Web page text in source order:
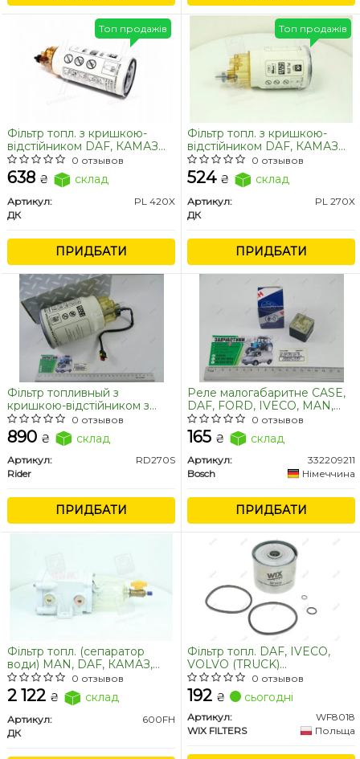
Фільтр топл. з кришкою-
відстійником DAF, КАМАЗ
ЄВРО-2 <ДК>0 отзывов
638 ₴ склад
Артикул:
PL 420X
ДК
ПРИДБАТИ
Топ продажів
Фільтр топл. з кришкою-
відстійником DAF, КАМАЗ
ЄВРО-2 <ДК>0 отзывов
524 ₴ склад
Артикул:
PL 270Х
ДК
ПРИДБАТИ
Топ продажів
Фільтр топливный з
кришкою-відстійником з
підігрівом DAF, КАМАЗ
ЄВРО-2 (RIDER)
0 отзывов
890 ₴ склад
Артикул:
RD270S
Rider
ПРИДБАТИ
Реле малогабаритне CASE,
DAF, FORD, IVECO, MAN,
MB, RENAULT, VOLVO, STILL
(пр-во Bosch)
0 отзывов
165 ₴ склад
Артикул:
332209211
Bosch
Німеччина
ПРИДБАТИ
Фільтр топл. (сепаратор
води) MAN, DAF, КАМАЗ,
<ДК>
0 отзывов
2 122 ₴ склад
Артикул:
600FH
ДК
Фільтр топл. DAF, IVECO,
VOLVO (TRUCK)
WF8018/PM819 (пр-во WIX-
Filtron)
0 отзывов
192 ₴ сьогодні
Артикул:
WF8018
WIX FILTERS
Польща